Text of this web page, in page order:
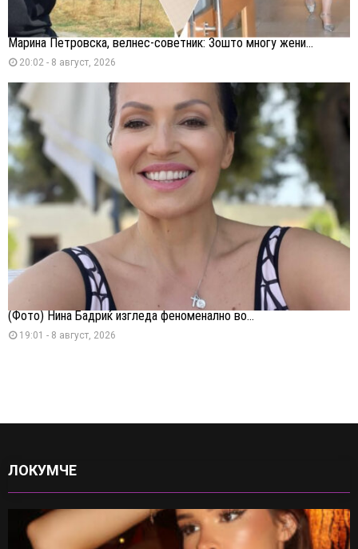
Марина Петровска, велнес-советник: Зошто многу жени...
20:02 - 8 август, 2026
(Фото) Нина Бадриќ изгледа феноменално во...
19:01 - 8 август, 2026
ЛОКУМЧЕ